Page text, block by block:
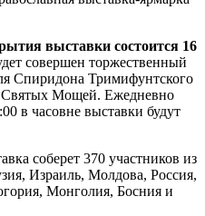
выставки состоится 16
совершен торжественный
Спиридона Тримифунтского
Святых Мощей. Ежедневно
в часовне выставки будут
соберет 370 участников из
Израиль, Молдова, Россия,
Монголия, Босния и